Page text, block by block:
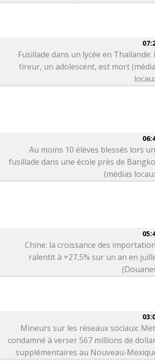
Fusillade dans un lycée en Thaïlande:
tireur, un adolescent, est mort
Au moins 10 élèves blessés lors
fusillade dans une école près de
(médias
Chine: la croissance des
ralentit à +27,5% sur un an en
Mineurs sur les réseaux sociaux:
condamné à verser 567 millions de
supplémentaires au Nouveau-